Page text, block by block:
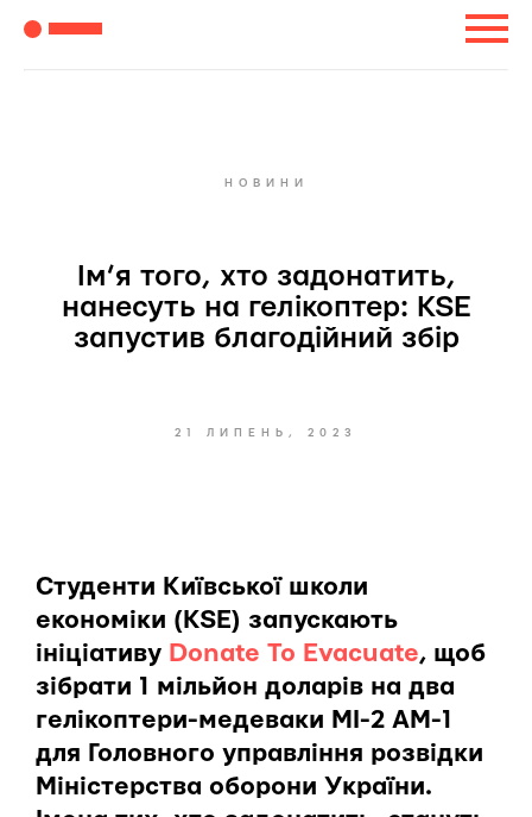
НОВИНИ
Ім’я того, хто задонатить,
нанесуть на гелікоптер: KSE
запустив благодійний збір
21 ЛИПЕНЬ, 2023
Студенти Київської школи
економіки (KSE) запускають
ініціативу Donate To Evacuate, щоб
зібрати 1 мільйон доларів на два
гелікоптери-медеваки MI-2 AM-1
для Головного управління розвідки
Міністерства оборони України.